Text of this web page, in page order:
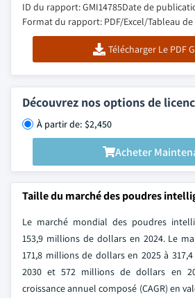
ID du rapport: GMI14785Date de
Format du rapport: PDF/Excel/Tableau
Télécharger Le PDF
Découvrez nos options de
À partir de: $2,450
Acheter
Taille du marché des poudres
Le marché mondial des poudres
153,9 millions de dollars en 2024. Le
171,8 millions de dollars en 2025 à
2030 et 572 millions de dollars en
croissance annuel composé (CAGR) en